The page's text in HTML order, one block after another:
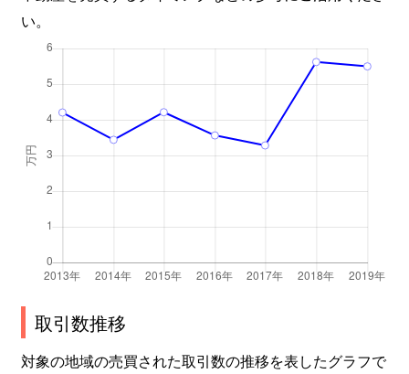
い。
取引数推移
対象の地域の売買された取引数の推移を表したグラフで